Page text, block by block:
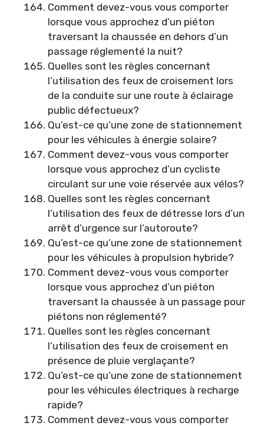
Comment devez-vous vous comporter
lorsque vous approchez d’un piéton
traversant la chaussée en dehors d’un
passage réglementé la nuit?
Quelles sont les règles concernant
l’utilisation des feux de croisement lors
de la conduite sur une route à éclairage
public défectueux?
Qu’est-ce qu’une zone de stationnement
pour les véhicules à énergie solaire?
Comment devez-vous vous comporter
lorsque vous approchez d’un cycliste
circulant sur une voie réservée aux vélos?
Quelles sont les règles concernant
l’utilisation des feux de détresse lors d’un
arrêt d’urgence sur l’autoroute?
Qu’est-ce qu’une zone de stationnement
pour les véhicules à propulsion hybride?
Comment devez-vous vous comporter
lorsque vous approchez d’un piéton
traversant la chaussée à un passage pour
piétons non réglementé?
Quelles sont les règles concernant
l’utilisation des feux de croisement en
présence de pluie verglaçante?
Qu’est-ce qu’une zone de stationnement
pour les véhicules électriques à recharge
rapide?
Comment devez-vous vous comporter